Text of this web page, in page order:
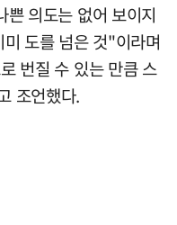
의도는 없어 보이지
도를 넘은 것"이라며
번질 수 있는 만큼 스
조언했다.